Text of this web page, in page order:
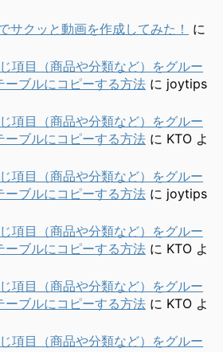
クッと動画を作成してみた！
に
項目（商品や分類など）をグルー
ーブルにコピーする方法 に joytips
項目（商品や分類など）をグルー
ーブルにコピーする方法 に KTO よ
項目（商品や分類など）をグルー
ーブルにコピーする方法 に joytips
項目（商品や分類など）をグルー
ーブルにコピーする方法 に KTO よ
項目（商品や分類など）をグルー
ーブルにコピーする方法 に KTO よ
項目（商品や分類など）をグルー